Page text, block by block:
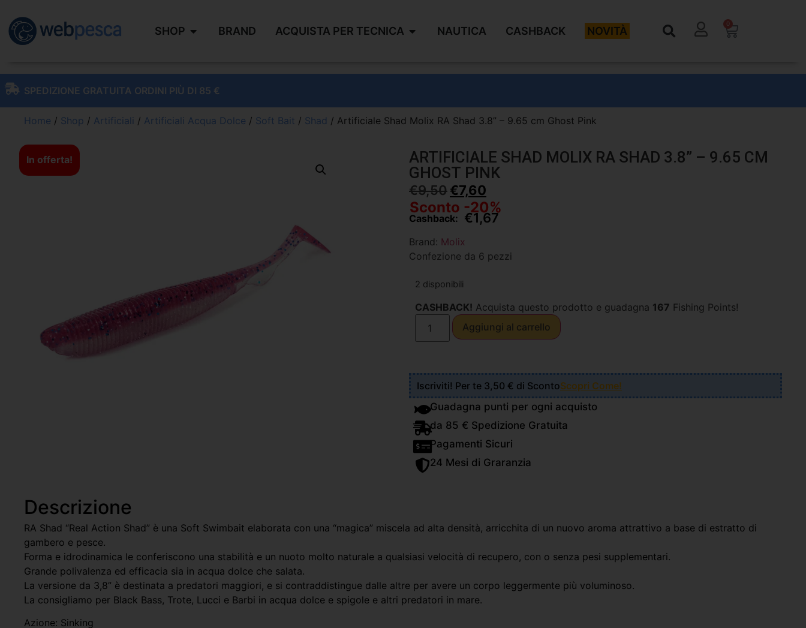
SHOP BRAND ACQUISTA PER TECNICA NAUTICA CASHBACK NOVITÀ
0
SPEDIZIONE GRATUITA ORDINI PIÙ DI 85 €
Home / Shop / Artificiali / Artificiali Acqua Dolce / Soft Bait / Shad / Artificiale Shad Molix RA Shad 3.8” – 9.65 cm Ghost Pink
In offerta!
ARTIFICIALE SHAD MOLIX RA SHAD 3.8” – 9.65 CM
GHOST PINK
€9,50€7,60
Sconto -20%
Cashback: €1,67
Brand: Molix
Confezione da 6 pezzi
2 disponibili
CASHBACK! Acquista questo prodotto e guadagna 167 Fishing Points!
Aggiungi al carrello
Iscriviti! Per te 3,50 € di ScontoScopri Come!
Guadagna punti per ogni acquisto
da 85 € Spedizione Gratuita
Pagamenti Sicuri
24 Mesi di Graranzia
Descrizione
RA Shad “Real Action Shad” è una Soft Swimbait elaborata con una “magica” miscela ad alta densità, arricchita di un nuovo aroma attrattivo a base di estratto di
gambero e pesce.
Forma e idrodinamica le conferiscono una stabilità e un nuoto molto naturale a qualsiasi velocità di recupero, con o senza pesi supplementari.
Grande polivalenza ed efficacia sia in acqua dolce che salata.
La versione da 3,8” è destinata a predatori maggiori, e si contraddistingue dalle altre per avere un corpo leggermente più voluminoso.
La consigliamo per Black Bass, Trote, Lucci e Barbi in acqua dolce e spigole e altri predatori in mare.
Azione: Sinking